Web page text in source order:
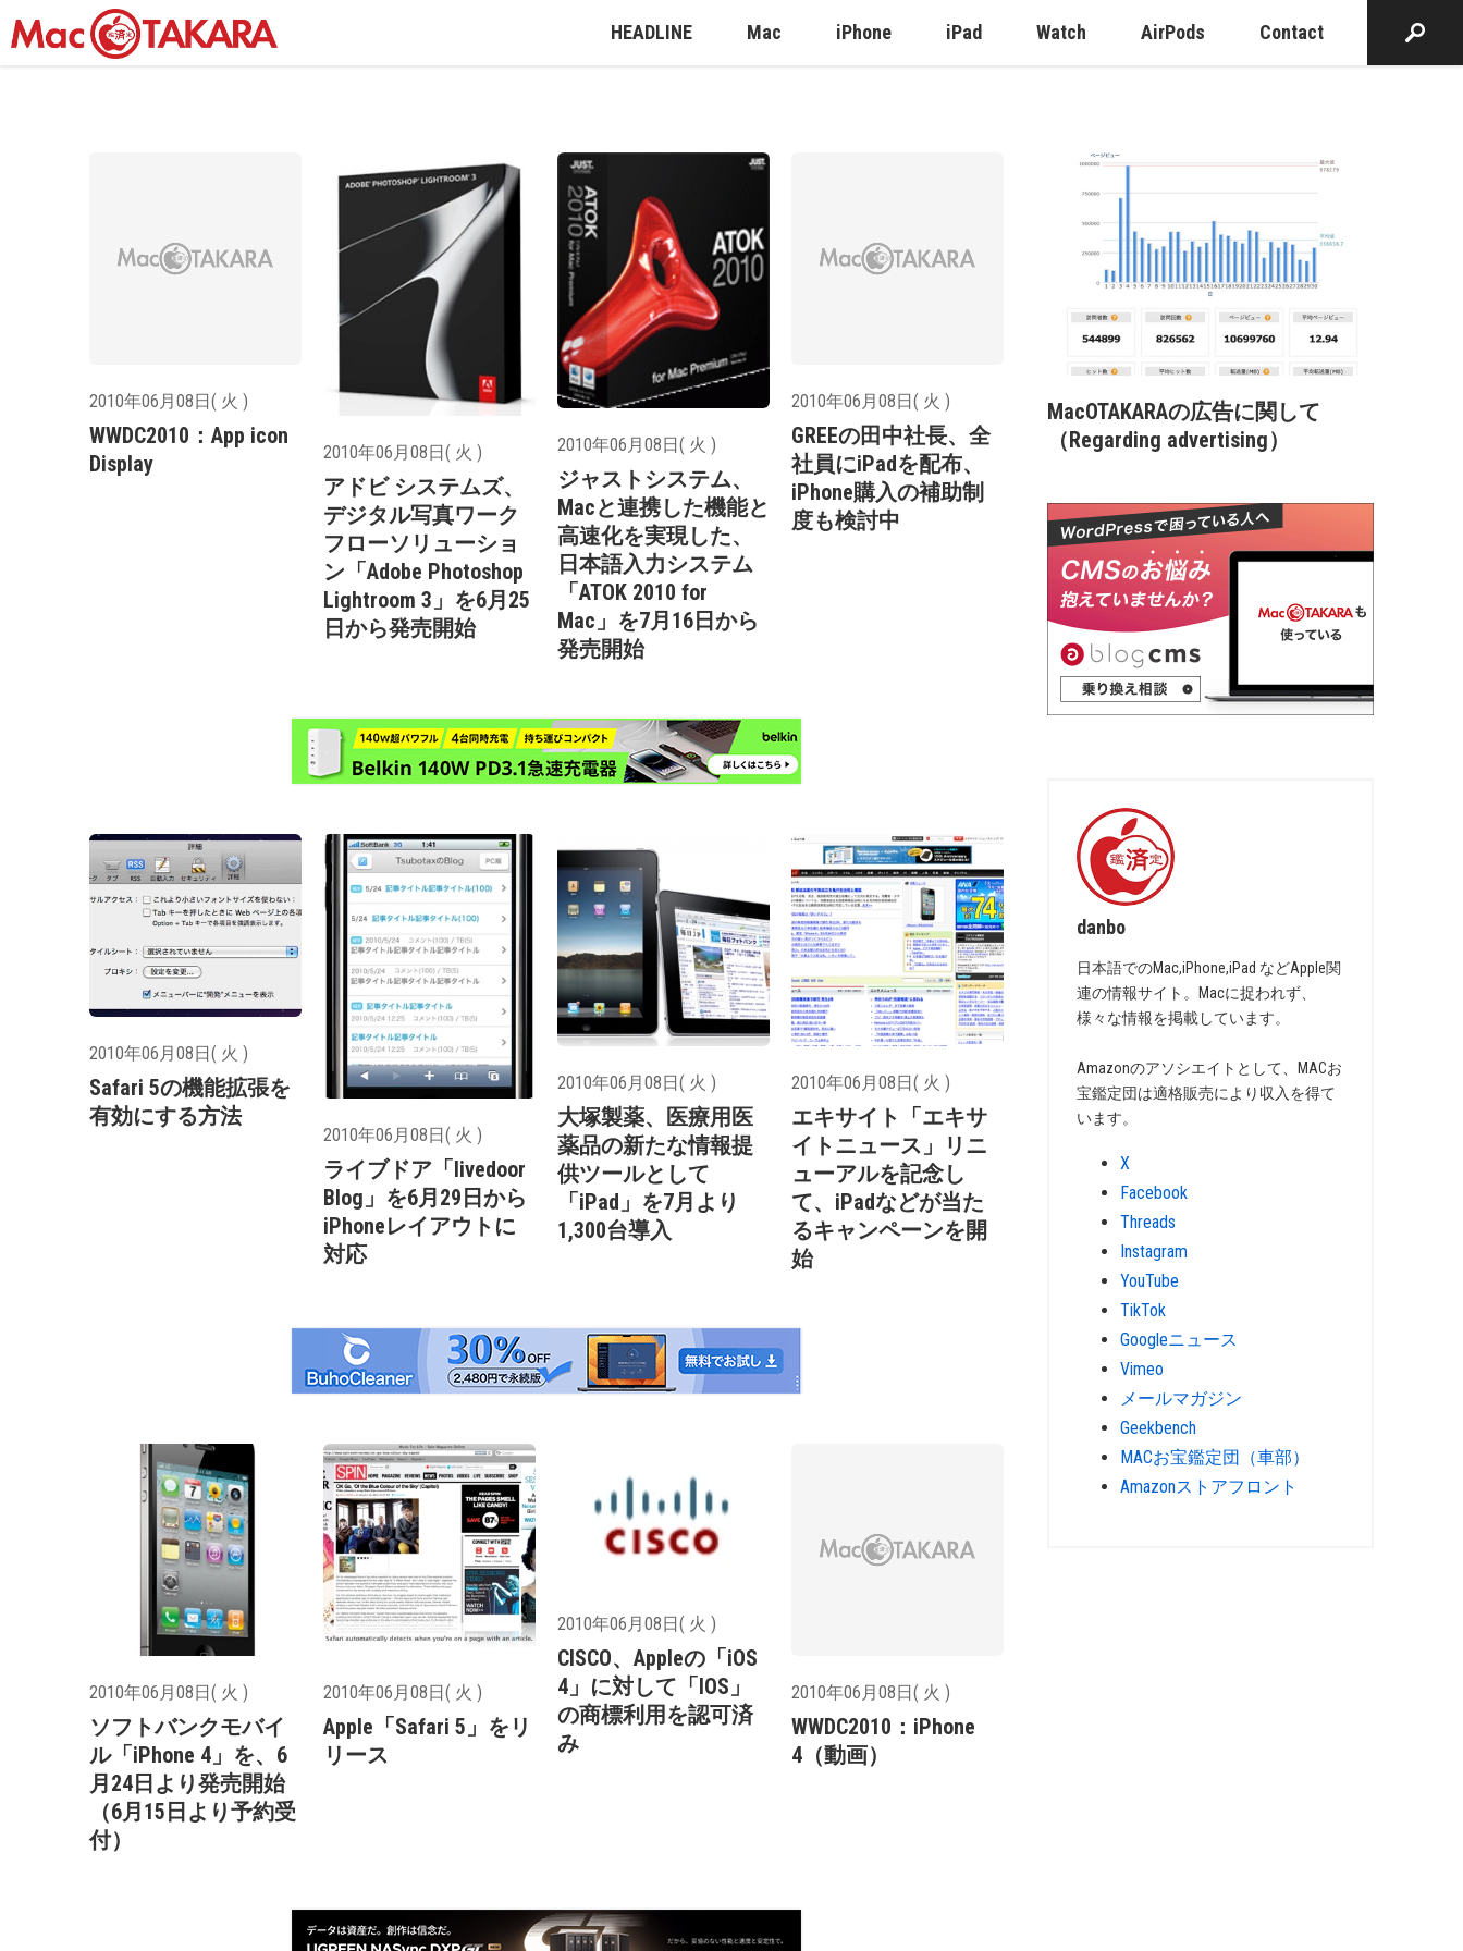
HEADLINE Mac iPhone iPad Watch AirPods Contact
2010年06月08日( 火 )
WWDC2010：App icon
Display
2010年06月08日( 火 )
アドビ システムズ、
デジタル写真ワーク
フローソリューショ
ン「Adobe Photoshop
Lightroom 3」を6月25
日から発売開始
2010年06月08日( 火 )
ジャストシステム、
Macと連携した機能と
高速化を実現した、
日本語入力システム
「ATOK 2010 for
Mac」を7月16日から
発売開始
2010年06月08日( 火 )
GREEの田中社長、全
社員にiPadを配布、
iPhone購入の補助制
度も検討中
2010年06月08日( 火 )
Safari 5の機能拡張を
有効にする方法
2010年06月08日( 火 )
ライブドア「livedoor
Blog」を6月29日から
iPhoneレイアウトに
対応
2010年06月08日( 火 )
大塚製薬、医療用医
薬品の新たな情報提
供ツールとして
「iPad」を7月より
1,300台導入
2010年06月08日( 火 )
エキサイト「エキサ
イトニュース」リニ
ューアルを記念し
て、iPadなどが当た
るキャンペーンを開
始
2010年06月08日( 火 )
ソフトバンクモバイ
ル「iPhone 4」を、6
月24日より発売開始
（6月15日より予約受
付）
2010年06月08日( 火 )
Apple「Safari 5」をリ
リース
2010年06月08日( 火 )
CISCO、Appleの「iOS
4」に対して「IOS」
の商標利用を認可済
み
2010年06月08日( 火 )
WWDC2010：iPhone
4（動画）
MacOTAKARAの広告に関して
（Regarding advertising）
danbo
日本語でのMac,iPhone,iPad などApple関
連の情報サイト。Macに捉われず、
様々な情報を掲載しています。
Amazonのアソシエイトとして、MACお
宝鑑定団は適格販売により収入を得て
います。
X
Facebook
Threads
Instagram
YouTube
TikTok
Googleニュース
Vimeo
メールマガジン
Geekbench
MACお宝鑑定団（車部）
Amazonストアフロント